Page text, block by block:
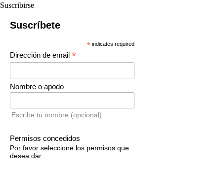
Suscribirse
Suscríbete
* indicates required
Dirección de email*
Nombre o apodo
Escribe tu nombre (opcional)
Permisos concedidos
Por favor seleccione los permisos que
desea dar: